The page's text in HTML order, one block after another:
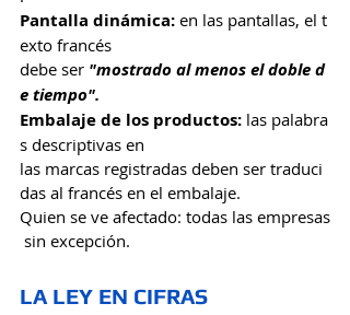
Pantalla dinámica: en las pantallas, el t
exto francés
debe ser "mostrado al menos el doble d
e tiempo".
Embalaje de los productos: las palabra
s descriptivas en
las marcas registradas deben ser traduci
das al francés en el embalaje.
Quien se ve afectado: todas las empresas
sin excepción.
LA LEY EN CIFRAS